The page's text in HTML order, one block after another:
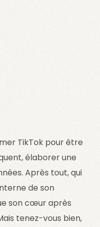
TikTok pour être
élaborer une
Après tout, qui
de son
son cœur après
tenez-vous bien,